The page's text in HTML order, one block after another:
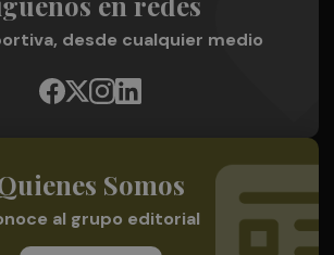
desde cualquier medio
Somos
al grupo editorial